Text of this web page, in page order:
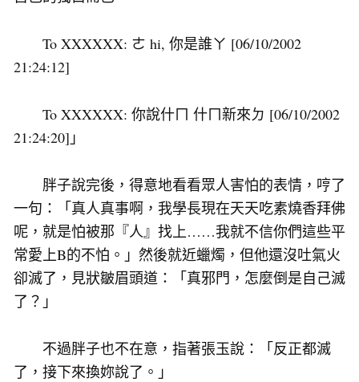
To XXXXXX: ㄜ hi, 你是誰ㄚ [06/10/2002
21:24:12]
To XXXXXX: 你說什ㄇ 什ㄇ新來ㄉ [06/10/2002
21:24:20]」
胖子說完後，得意地看看眾人害怕的表情，哼了
一句：「真人真事啊，我學長現在天天吃素燒香拜佛
呢，就是怕被那『人』找上……我就不信你們這些平
常愛上B的不怕。」然後就近蠟燭，但他還沒吐氣火
卻滅了，見狀皺眉頭道：「真邪門，怎麼倒是自己滅
了？」
不過胖子也不在意，指著張玉說：「反正都滅
了，接下來換妳說了。」